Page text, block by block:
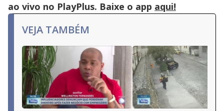
ao vivo no PlayPlus. Baixe o app aqui!
VEJA TAMBÉM